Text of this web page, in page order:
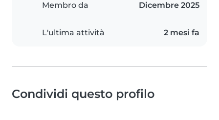
Membro da Dicembre 2025
L'ultima attività 2 mesi fa
Condividi questo profilo